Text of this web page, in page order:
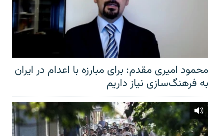
محمود امیری مقدم: برای مبارزه با اعدام در ایران
به فرهنگ‌سازی نیاز داریم